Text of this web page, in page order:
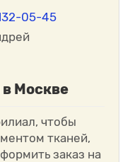
режиме через
материала,
Медея?
05-45
Москве
чтобы
тканей,
заказ на